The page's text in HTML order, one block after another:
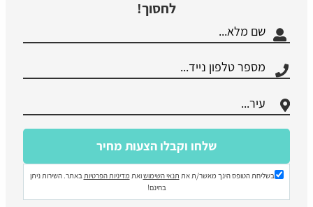
לחסוך!
בשליחת הטופס הינך מאשר/ת את תנאי השימושואת מדיניות הפרטיות באתר. השירות ניתן
בחינם!